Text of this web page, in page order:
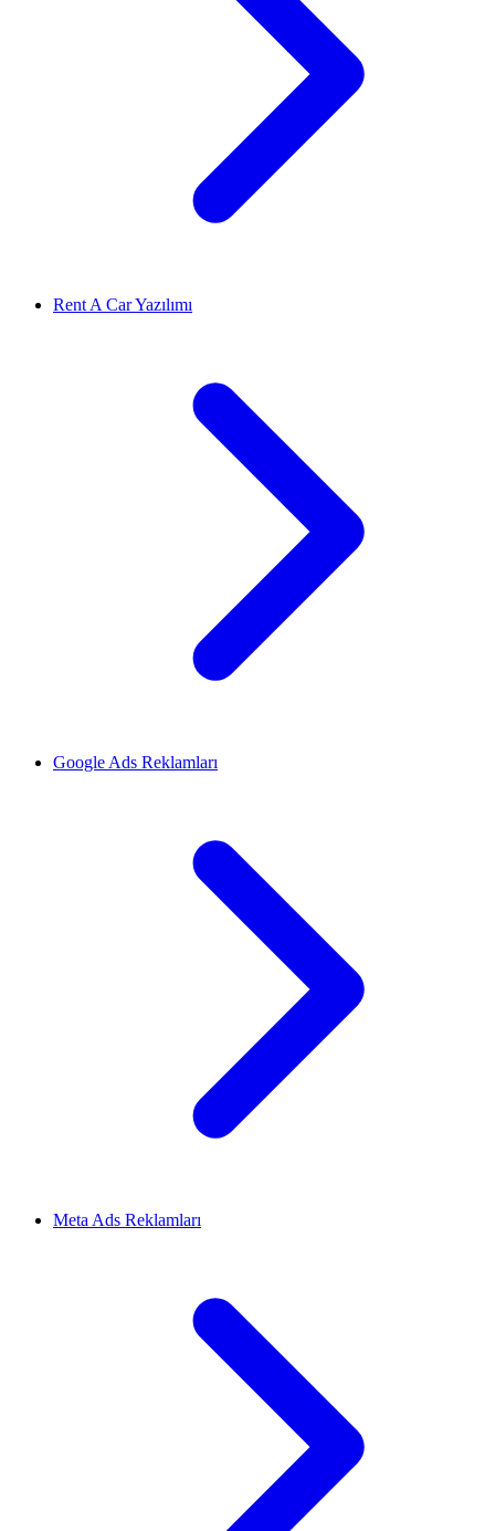
Rent A Car Yazılımı
Google Ads Reklamları
Meta Ads Reklamları